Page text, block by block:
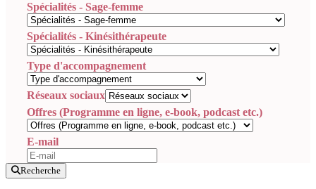
Spécialités - Sage-femme
Spécialités - Kinésithérapeute
Type d'accompagnement
Réseaux sociaux
Offres (Programme en ligne, e-book, podcast etc.)
E-mail
Recherche